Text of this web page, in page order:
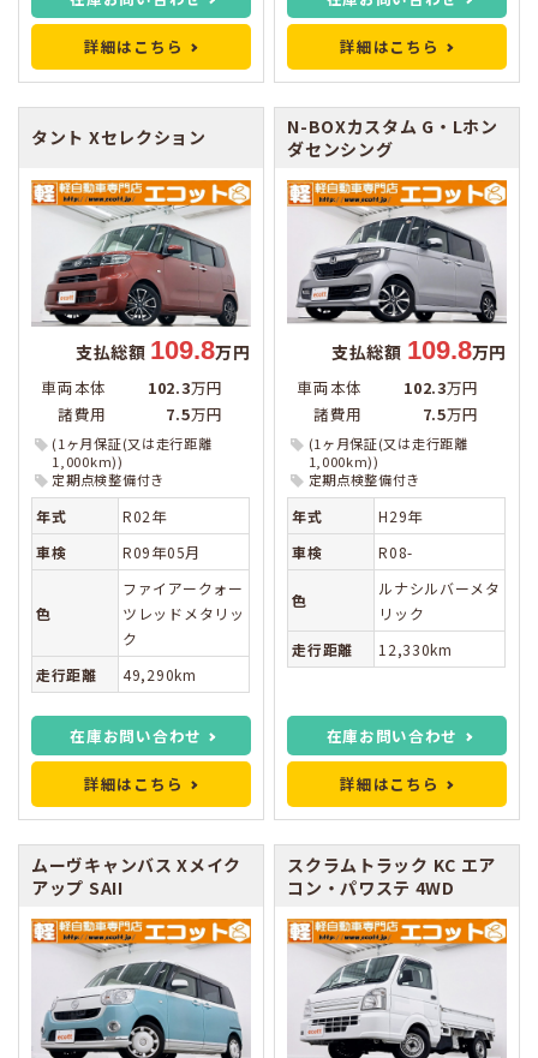
詳細はこちら 詳細はこちら
タント Xセレクション
支払総額 109.8万円
車両本体 102.3万円
諸費用
7.5万円
(1ヶ月保証(又は走行距離
1,000km))
定期点検整備付き
年式
R02年
車検
R09年05月
色
ファイアークォー
ツレッドメタリッ
ク
走行距離
49,290km
在庫お問い合わせ
詳細はこちら
N-BOXカスタム G・Lホン
ダセンシング
支払総額 109.8万円
車両本体 102.3万円
諸費用
7.5万円
(1ヶ月保証(又は走行距離
1,000km))
定期点検整備付き
年式
H29年
車検
R08-
色
ルナシルバーメタ
リック
走行距離
12,330km
在庫お問い合わせ
詳細はこちら
ムーヴキャンバスXメイク
アップ SAII
スクラムトラック KC エア
コン・パワステ 4WD